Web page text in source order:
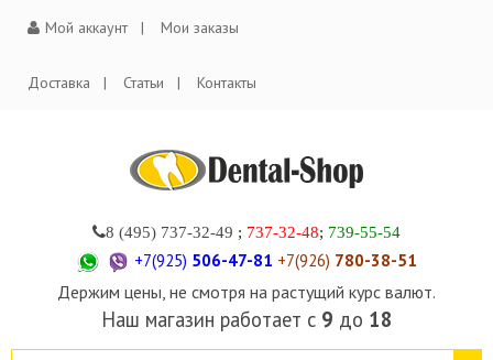
Мой аккаунт Мои заказы
Доставка Статьи Контакты
8 (495) 737-32-49 ; 737-32-48; 739-55-54
+7(925) 506-47-81 +7(926) 780-38-51
Держим цены, не смотря на растущий курс валют.
Наш магазин работает с 9 до 18